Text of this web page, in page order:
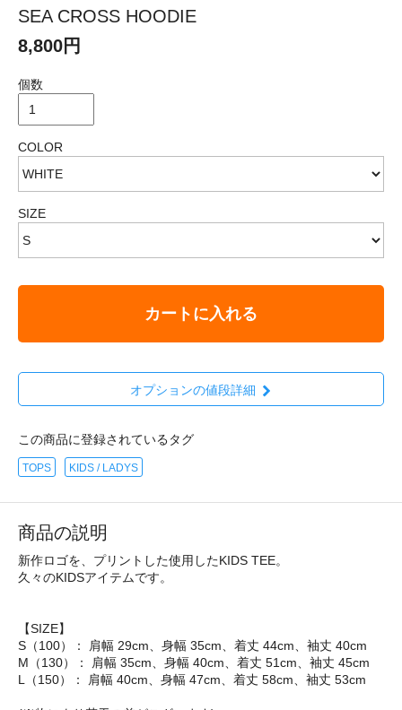
SEA CROSS HOODIE
8,800円
個数
COLOR
SIZE
カートに入れる
オプションの値段詳細
この商品に登録されているタグ
TOPS KIDS / LADYS
商品の説明
新作ロゴを、プリントした使用したKIDS TEE。
久々のKIDSアイテムです。
【SIZE】
S（100）： 肩幅 29cm、身幅 35cm、着丈 44cm、袖丈 40cm
M（130）： 肩幅 35cm、身幅 40cm、着丈 51cm、袖丈 45cm
L（150）： 肩幅 40cm、身幅 47cm、着丈 58cm、袖丈 53cm